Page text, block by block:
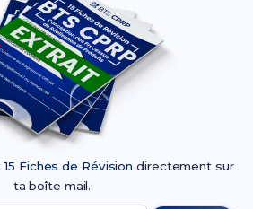
15 Fiches de Révision directement sur
ta boîte mail.